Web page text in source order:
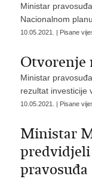
Ministar
Nacionalnom
10.05.2021. | Pisane
Otvorenje
Ministar
rezultat investicije
10.05.2021. | Pisane
Ministar
predvidjeli
pravosuđa